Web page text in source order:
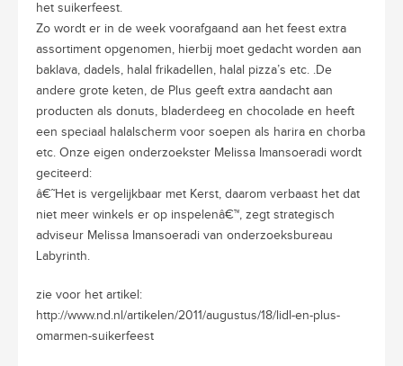
het suikerfeest.
Zo wordt er in de week voorafgaand aan het feest extra
assortiment opgenomen, hierbij moet gedacht worden aan
baklava, dadels, halal frikadellen, halal pizza’s etc. .De
andere grote keten, de Plus geeft extra aandacht aan
producten als donuts, bladerdeeg en chocolade en heeft
een speciaal halalscherm voor soepen als harira en chorba
etc. Onze eigen onderzoekster Melissa Imansoeradi wordt
geciteerd:
â€˜Het is vergelijkbaar met Kerst, daarom verbaast het dat
niet meer winkels er op inspelenâ€™, zegt strategisch
adviseur Melissa Imansoeradi van onderzoeksbureau
Labyrinth.
zie voor het artikel:
http://www.nd.nl/artikelen/2011/augustus/18/lidl-en-plus-
omarmen-suikerfeest